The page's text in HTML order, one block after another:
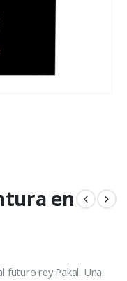
en
futuro rey Pakal. Una